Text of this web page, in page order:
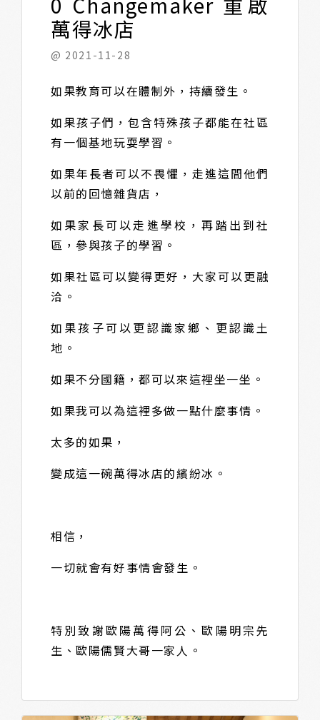
萬得冰店
@ 2021-11-28
如果教育可以在體制外，持續發生。
如果孩子們，包含特殊孩子都能在社區
有一個基地玩耍學習。
如果年長者可以不畏懼，走進這間他們
以前的回憶雜貨店，
如果家長可以走進學校，再踏出到社
區，參與孩子的學習。
如果社區可以變得更好，大家可以更融
洽。
如果孩子可以更認識家鄉、更認識土
地。
如果不分國籍，都可以來這裡坐一坐。
如果我可以為這裡多做一點什麼事情。
太多的如果，
變成這一碗萬得冰店的繽紛冰。
相信，
一切就會有好事情會發生。
特別致謝歐陽萬得阿公、歐陽明宗先
生、歐陽儒賢大哥一家人。